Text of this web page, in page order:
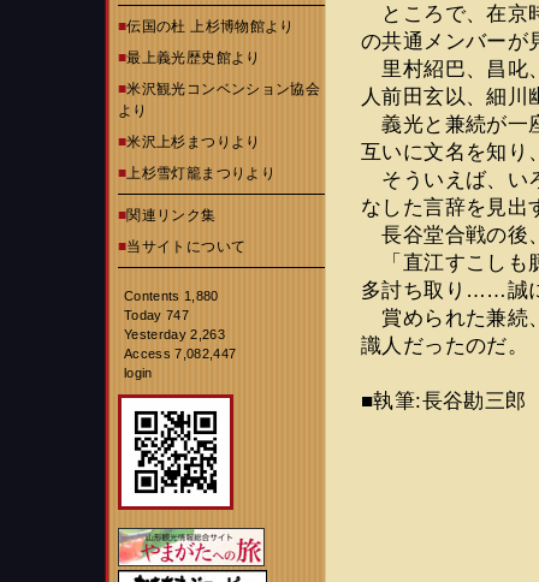
■伝国の杜 上杉博物館より
■最上義光歴史館より
■米沢観光コンベンション協会
より
■米沢上杉まつりより
■上杉雪灯籠まつりより
■関連リンク集
■当サイトについて
Contents 1,880
Today 747
Yesterday 2,263
Access 7,082,447
login
ところで、在京
の共通メンバーが
里村紹巴、昌叱
人前田玄以、細川
義光と兼続が一
互いに文名を知り
そういえば、い
なした言辞を見出
長谷堂合戦の後
「直江すこしも
多討ち取り……誠
賞められた兼続
識人だったのだ。
■執筆:長谷勘三郎